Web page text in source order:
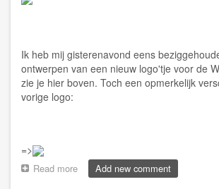
Ik heb mij gisterenavond eens
ontwerpen van een nieuw logo'tje voor de
zie je hier boven. Toch een opmerkelijk
vorige logo:
=>
Read more about
[Website]
Add new comment